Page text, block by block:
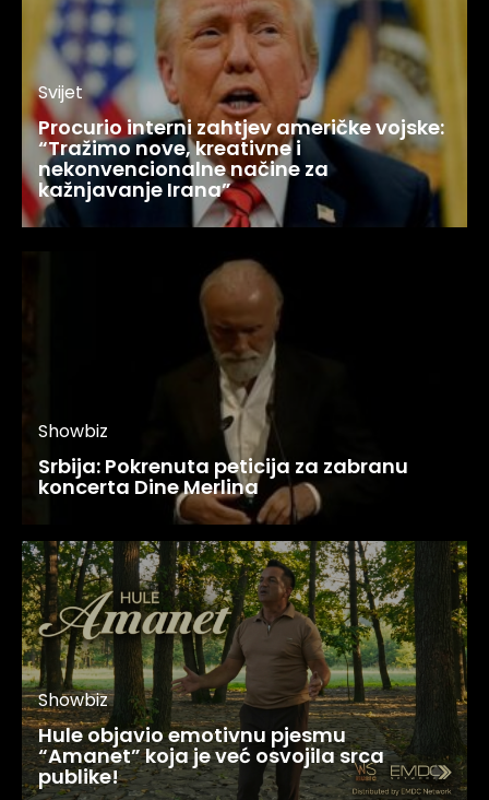
Svijet
Procurio interni zahtjev američke vojske:
“Tražimo nove, kreativne i
nekonvencionalne načine za
kažnjavanje Irana”
Showbiz
Srbija: Pokrenuta peticija za zabranu
koncerta Dine Merlina
Showbiz
Hule objavio emotivnu pjesmu
“Amanet” koja je već osvojila srca
publike!